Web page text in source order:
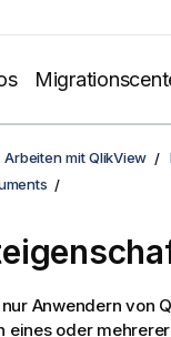
Arbeiten mit QlikView
Anwendern von
eines oder